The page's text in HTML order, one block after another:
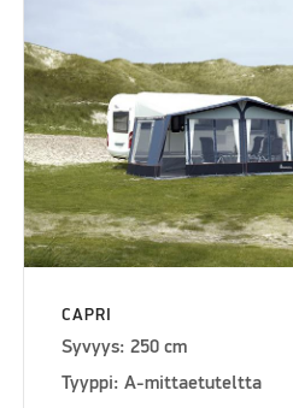
CAPRI
Syvyys: 250 cm
Tyyppi: A-mittaetuteltta